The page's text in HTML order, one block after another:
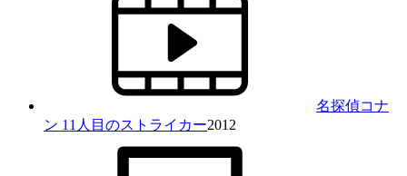
名探偵コナ
ン 11人目のストライカー2012